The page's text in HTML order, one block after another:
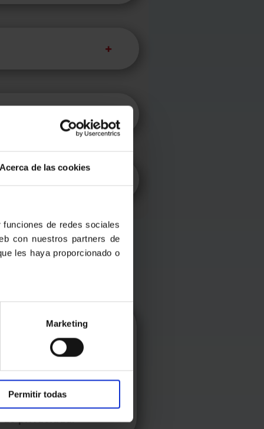
de las cookies
de redes sociales
con nuestros partners de
les haya proporcionado o
Marketing
Permitir todas
C) Orenga, 20 -
de
nos formule.
de datos, en
privacidad.